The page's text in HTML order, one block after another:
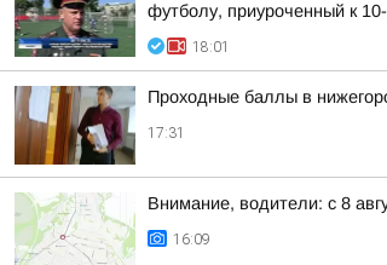
футболу, приуроченный к
18:01
Проходные баллы в
17:31
Внимание, водители: с 8
16:09